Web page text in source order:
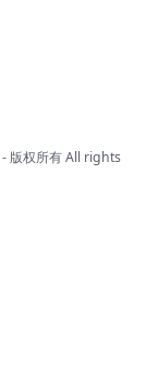
- 版权所有All rights